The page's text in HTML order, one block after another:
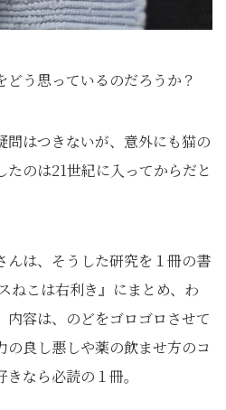
う思っているのだろうか？
問はつきないが、意外にも猫の
のは21世紀に入ってからだと
んは、そうした研究を１冊の書
ねこは右利き』にまとめ、わ
内容は、のどをゴロゴロさせて
の良し悪しや薬の飲ませ方のコ
なら必読の１冊。